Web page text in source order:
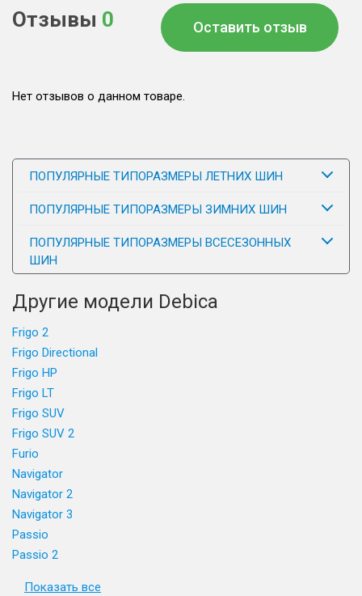
Отзывы 0 Оставить отзыв
Нет отзывов о данном товаре.
ПОПУЛЯРНЫЕ ТИПОРАЗМЕРЫ ЛЕТНИХ ШИН
ПОПУЛЯРНЫЕ ТИПОРАЗМЕРЫ ЗИМНИХ ШИН
ПОПУЛЯРНЫЕ ТИПОРАЗМЕРЫ ВСЕСЕЗОННЫХ
ШИН
Другие модели Debica
Frigo 2
Frigo Directional
Frigo HP
Frigo LT
Frigo SUV
Frigo SUV 2
Furio
Navigator
Navigator 2
Navigator 3
Passio
Passio 2
Показать все